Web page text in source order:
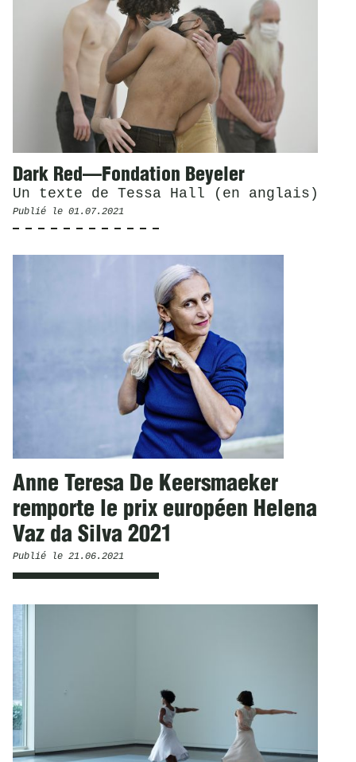
Dark Red—Fondation Beyeler
Un texte de Tessa Hall (en anglais)
Publié le 01.07.2021
Anne Teresa De Keersmaeker
remporte le prix européen Helena
Vaz da Silva 2021
Publié le 21.06.2021